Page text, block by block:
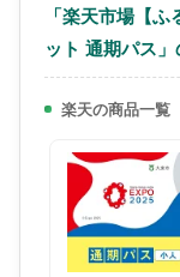
「楽天市場【
ット 通期パス
楽天の商品一覧